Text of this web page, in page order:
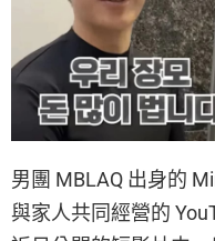
男團 MBLAQ 出身的
與家人共同經營的